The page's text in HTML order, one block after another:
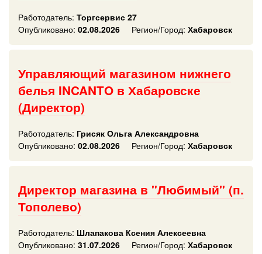
Работодатель: Торгсервис 27
Опубликовано: 02.08.2026 Регион/Город: Хабаровск
Управляющий магазином нижнего
белья INCANTO в Хабаровске
(Директор)
Работодатель: Грисяк Ольга Александровна
Опубликовано: 02.08.2026 Регион/Город: Хабаровск
Директор магазина в "Любимый" (п.
Тополево)
Работодатель: Шлапакова Ксения Алексеевна
Опубликовано: 31.07.2026 Регион/Город: Хабаровск